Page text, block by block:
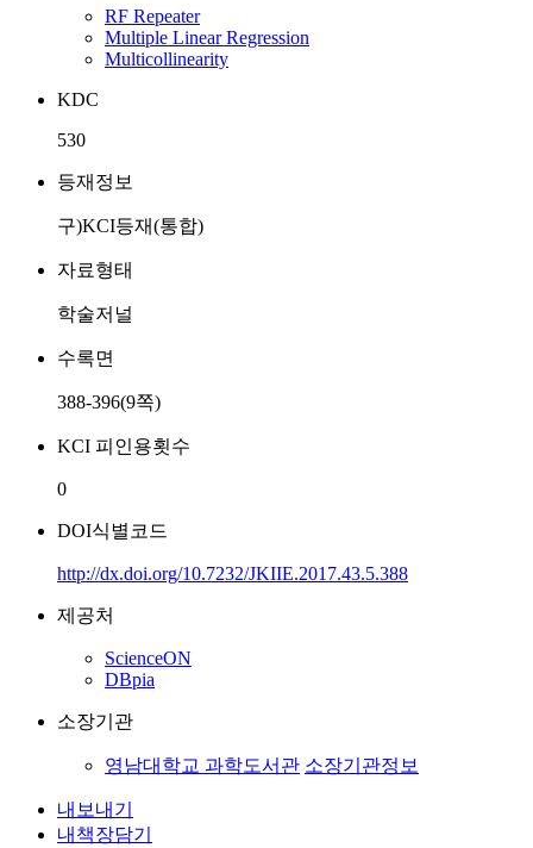
RF Repeater
Multiple Linear Regression
Multicollinearity
KDC
530
등재정보
구)KCI등재(통합)
자료형태
학술저널
수록면
388-396(9쪽)
KCI 피인용횟수
0
DOI식별코드
http://dx.doi.org/10.7232/JKIIE.2017.43.5.388
제공처
ScienceON
DBpia
소장기관
영남대학교 과학도서관 소장기관정보
내보내기
내책장담기